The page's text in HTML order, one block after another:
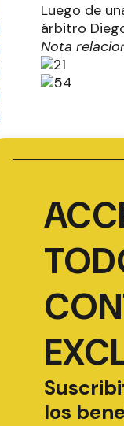
Luego de
árbitro
Nota
los